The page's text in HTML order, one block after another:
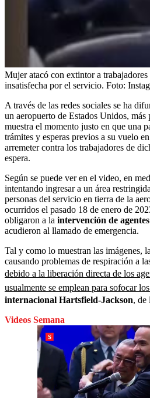
Mujer atacó con extintor a trabajadores
insatisfecha por el servicio. Foto:
A través de las redes sociales se ha
un aeropuerto de Estados Unidos, más
muestra el momento justo en que una
trámites y esperas previos a su vuelo
arremeter contra los trabajadores de
espera.
Según se puede ver en el video, en
intentando ingresar a un área
personas del servicio en tierra de la
ocurridos el pasado 18 de enero de
obligaron a la intervención de
acudieron al llamado de emergencia.
Tal y como lo muestran las imágenes,
causando problemas de respiración a
debido a la liberación directa de los
usualmente se emplean para sofocar
internacional Hartsfield-Jackson, de
Videos Semana